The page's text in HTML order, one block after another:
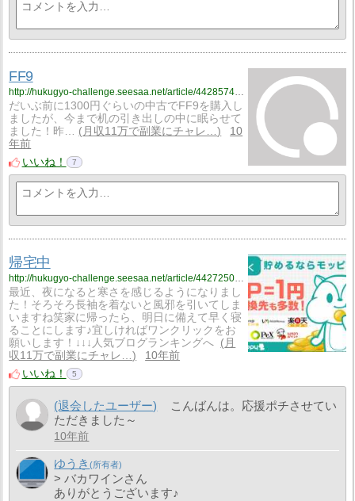
FF9
だいぶ前に1300円ぐらいの中古でFF9を購入し
ましたが、今まで机の引き出しの中に眠らせて
ました！昨…
月収11万で副業にチャレ…
10
年前
いいね！
7
帰宅中
最近、夜になると寒さを感じるようになりまし
た！そろそろ長袖を着ないと風邪を引いてしま
いますね笑家に帰ったら、明日に備えて早く寝
ることにします♪宜しければワンクリックをお
願いします！↓↓↓人気ブログランキングへ
月
収11万で副業にチャレ…
10年前
いいね！
5
(退会したユーザー)
こんばんは。応援ポチさせてい
ただきました～
10年前
ゆうき
> バカワインさん
ありがとうございます♪